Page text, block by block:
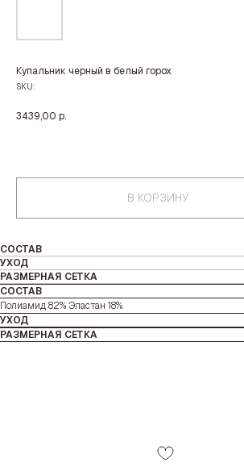
Купальник черный в белый горох
SKU:
3439,00 р.
В КОРЗИНУ
СОСТАВ
УХОД
РАЗМЕРНАЯ СЕТКА
СОСТАВ
Полиамид 82% Эластан 18%
УХОД
РАЗМЕРНАЯ СЕТКА